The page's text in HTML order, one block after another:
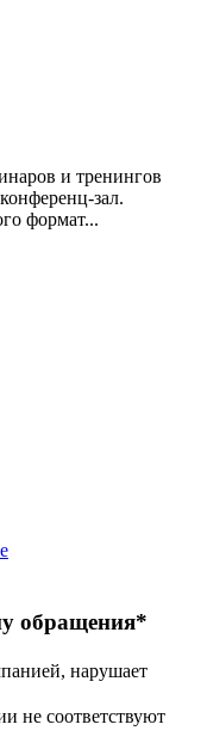
и тренингов
зал.
формат...
обращения*
нарушает
не соответствуют